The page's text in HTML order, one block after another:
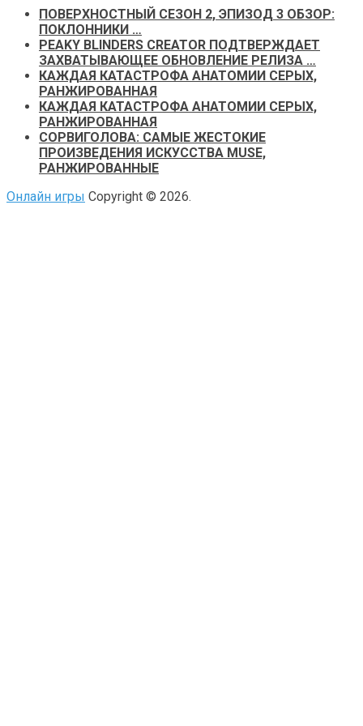
ПОВЕРХНОСТНЫЙ СЕЗОН 2, ЭПИЗОД 3 ОБЗОР:
ПОКЛОННИКИ …
PEAKY BLINDERS CREATOR ПОДТВЕРЖДАЕТ
ЗАХВАТЫВАЮЩЕЕ ОБНОВЛЕНИЕ РЕЛИЗА …
КАЖДАЯ КАТАСТРОФА АНАТОМИИ СЕРЫХ,
РАНЖИРОВАННАЯ
КАЖДАЯ КАТАСТРОФА АНАТОМИИ СЕРЫХ,
РАНЖИРОВАННАЯ
СОРВИГОЛОВА: САМЫЕ ЖЕСТОКИЕ
ПРОИЗВЕДЕНИЯ ИСКУССТВА MUSE,
РАНЖИРОВАННЫЕ
Онлайн игры Copyright © 2026.